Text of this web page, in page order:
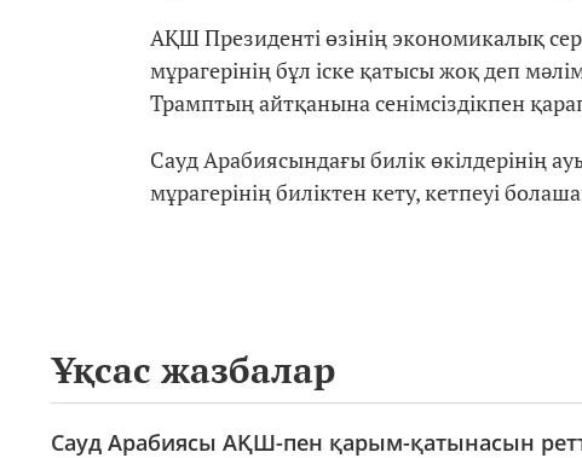
АҚШ Президенті өзінің экономикалық
мұрагерінің бұл іске қатысы жоқ деп
Трамптың айтқанына сенімсіздікпен
Сауд Арабиясындағы билік өкілдерінің
мұрагерінің биліктен кету, кетпеуі
Ұқсас жазбалар
Сауд Арабиясы АҚШ-пен қарым-қатынасын